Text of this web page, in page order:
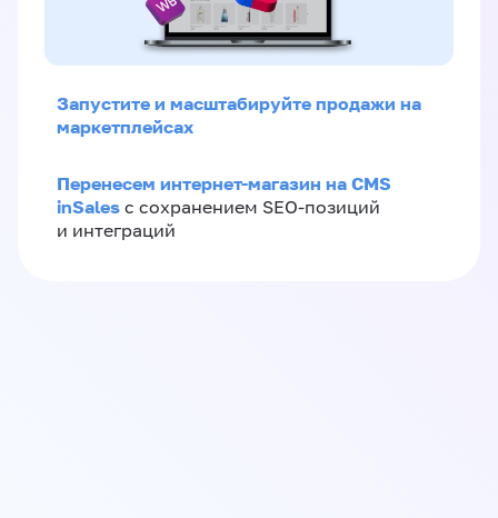
Запустите и масштабируйте продажи на
маркетплейсах
Перенесем интернет-магазин на CMS
inSales с сохранением SEO-позиций
и интеграций